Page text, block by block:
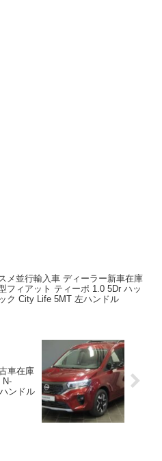
メ並行輸入車 ディーラー新車在庫
フィアット ティーポ 1.0 5Dr ハッ
チバック City Life 5MT 左ハンドル
車在庫
N-
ンドル